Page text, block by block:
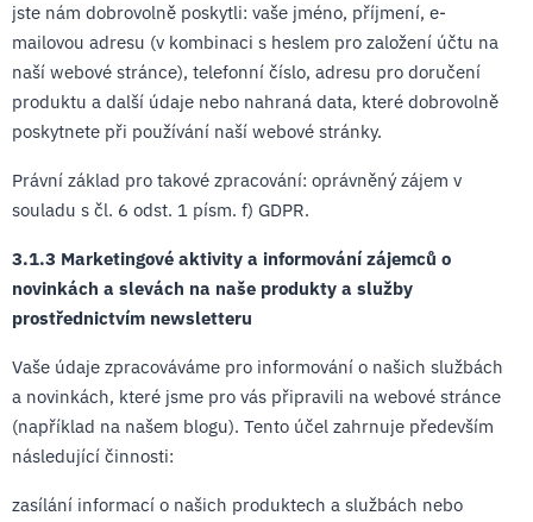
jste nám dobrovolně poskytli: vaše jméno, příjmení, e-
mailovou adresu (v kombinaci s heslem pro založení účtu na
naší webové stránce), telefonní číslo, adresu pro doručení
produktu a další údaje nebo nahraná data, které dobrovolně
poskytnete při používání naší webové stránky.
Právní základ pro takové zpracování: oprávněný zájem v
souladu s čl. 6 odst. 1 písm. f) GDPR.
3.1.3 Marketingové aktivity a informování zájemců o
novinkách a slevách na naše produkty a služby
prostřednictvím newsletteru
Vaše údaje zpracováváme pro informování o našich službách
a novinkách, které jsme pro vás připravili na webové stránce
(například na našem blogu). Tento účel zahrnuje především
následující činnosti:
zasílání informací o našich produktech a službách nebo